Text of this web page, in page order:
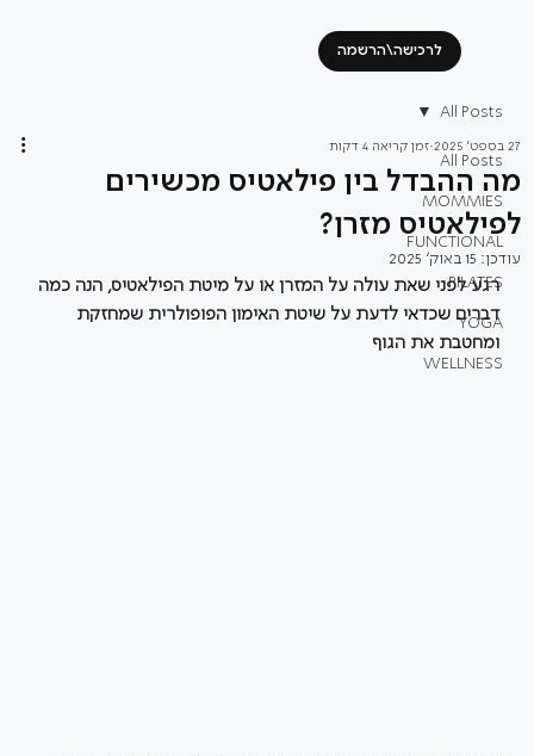
לרכישה\הרשמה
All Posts
MOMMIES
FUNCTIONAL
PILATES
YOGA
WELLNESS
All Posts
מה ההבדל בין פילאטיס מכשירים
לפילאטיס מזרן?
27 בספט׳ 2025 זמן קריאה 4 דקות
עודכן: 15 באוק׳ 2025
רגע לפני שאת עולה על המזרן או על מיטת הפילאטיס, הנה כמה
דברים שכדאי לדעת על שיטת האימון הפופולרית שמחזקת
ומחטבת את הגוף